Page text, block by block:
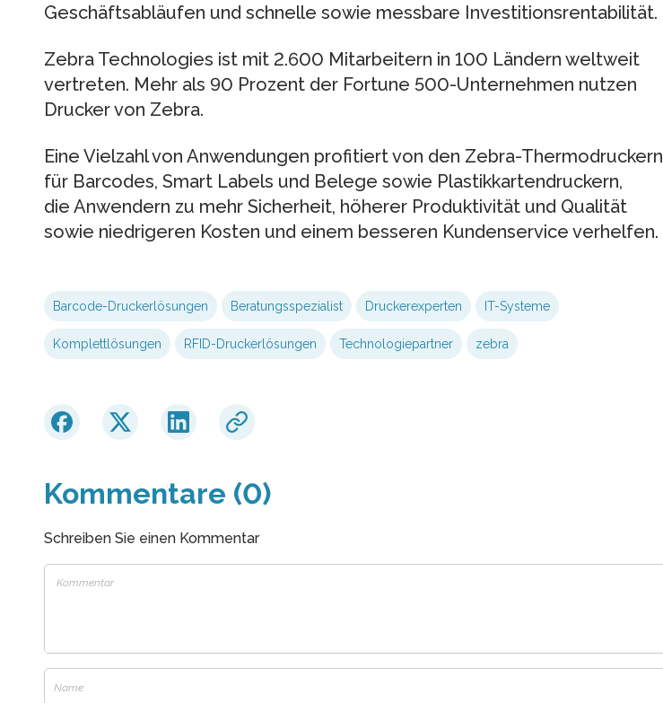
Geschäftsabläufen und schnelle sowie messbare Investitionsrentabilität.
Zebra Technologies ist mit 2.600 Mitarbeitern in 100 Ländern weltweit
vertreten. Mehr als 90 Prozent der Fortune 500-Unternehmen nutzen
Drucker von Zebra.
Eine Vielzahl von Anwendungen profitiert von den Zebra-Thermodruckern
für Barcodes, Smart Labels und Belege sowie Plastikkartendruckern,
die Anwendern zu mehr Sicherheit, höherer Produktivität und Qualität
sowie niedrigeren Kosten und einem besseren Kundenservice verhelfen.
Barcode-Druckerlösungen Beratungsspezialist Druckerexperten IT-Systeme
Komplettlösungen RFID-Druckerlösungen Technologiepartner zebra
Kommentare (0)
Schreiben Sie einen Kommentar